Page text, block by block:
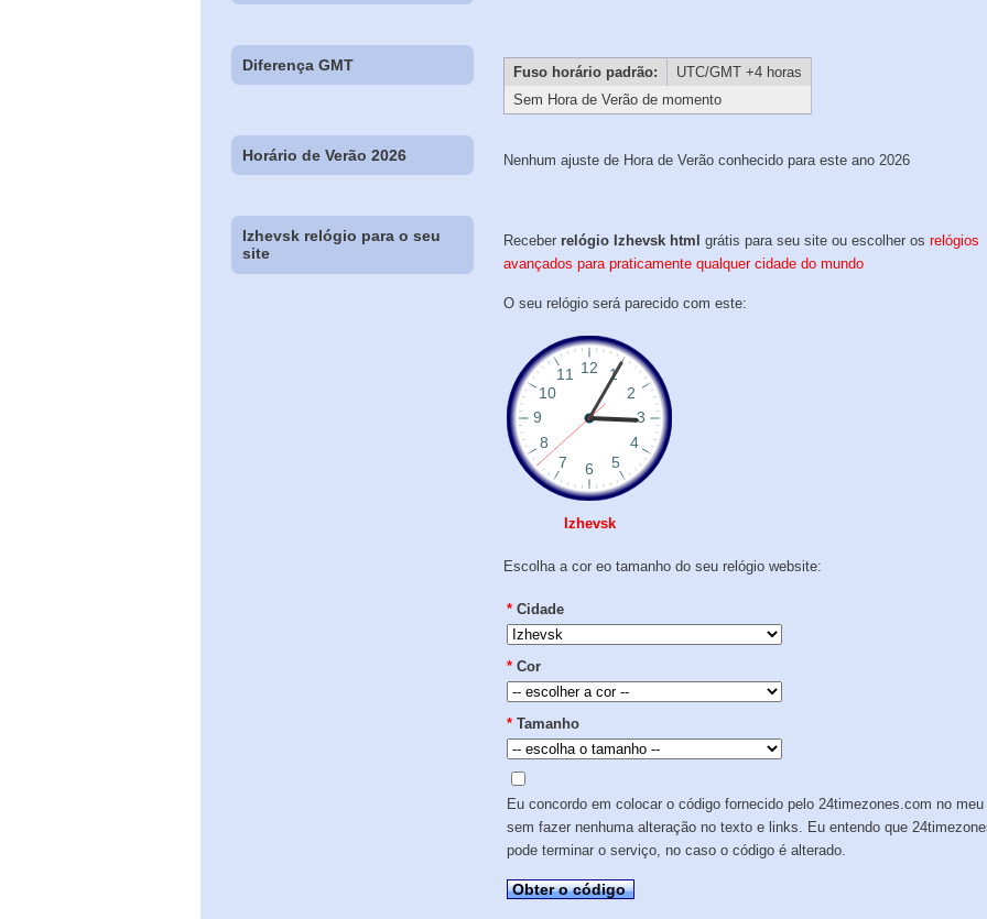
Diferença GMT Fuso horário padrão:
UTC/GMT +4 horas
Sem Hora de Verão de momento
Horário de Verão 2026 Nenhum ajuste de Hora de Verão conhecido para este ano 2026
Izhevsk relógio para o seu
site
Receber relógio Izhevsk html grátis para seu site ou escolher osrelógios
avançados para praticamente qualquer cidade do mundo
O seu relógio será parecido com este:
Izhevsk
Escolha a cor eo tamanho do seu relógio website:
* Cidade
* Cor
* Tamanho
Eu concordo em colocar o código fornecido pelo 24timezones.com no
sem fazer nenhuma alteração no texto e links. Eu entendo que
pode terminar o serviço, no caso o código é alterado.
Obter o código